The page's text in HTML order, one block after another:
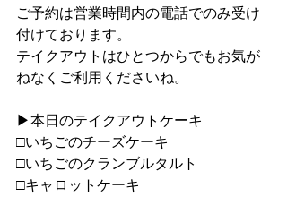
ご予約は営業時間内の電話でのみ受け
付けております。
テイクアウトはひとつからでもお気が
ねなくご利用くださいね。
▶︎本日のテイクアウトケーキ
□いちごのチーズケーキ
□いちごのクランブルタルト
□キャロットケーキ